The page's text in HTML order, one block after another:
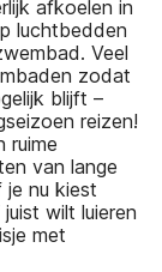
afkoelen in
luchtbedden
Veel
zodat
blijft –
reizen!
ruime
van lange
je nu kiest
wilt luieren
met